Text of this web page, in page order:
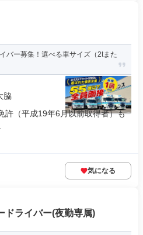
バー募集！選べる車サイズ（2tまた
脇
許（平成19年6月以前取得者）も
気になる
ドライバー(夜勤専属)